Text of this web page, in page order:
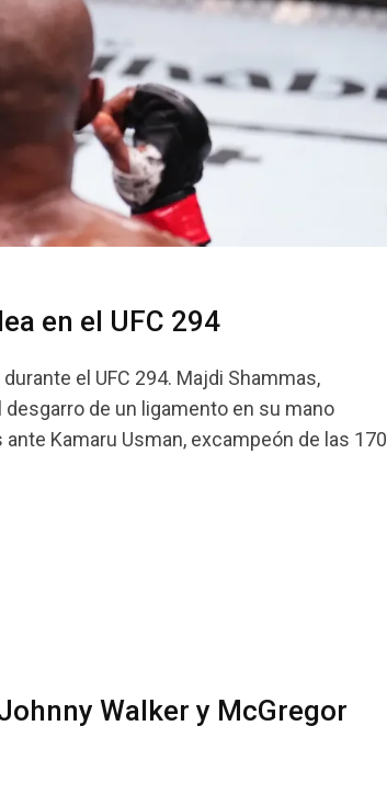
en el UFC 294
el UFC 294. Majdi Shammas,
de un ligamento en su mano
Kamaru Usman, excampeón de las 170
Walker y McGregor